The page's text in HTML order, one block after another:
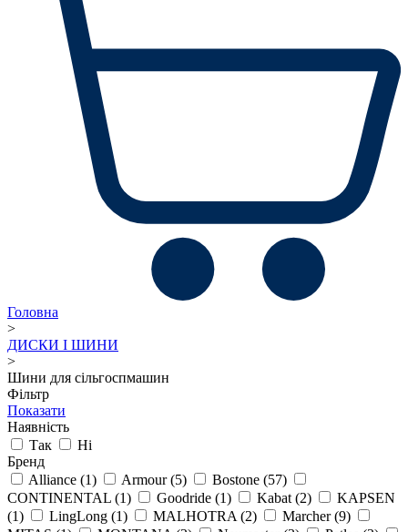
Головна
>
ДИСКИ І ШИНИ
>
Шини для сільгоспмашин
Фільтр
Показати
Наявність
Так
Ні
Бренд
Alliance (1) Armour(5) Bostone (57)
CONTINENTAL (1) Goodride (1) Kabat (2)
KAPSEN
(1)
LingLong (1) MALHOTRA (2) Marcher(9)